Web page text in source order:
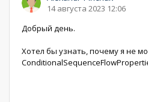
14 августа 2023 12:06
Добрый день.
Хотел бы узнать, почему я не